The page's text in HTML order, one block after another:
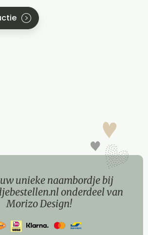
unieke naambordje bij
onderdeel van
Morizo Design!